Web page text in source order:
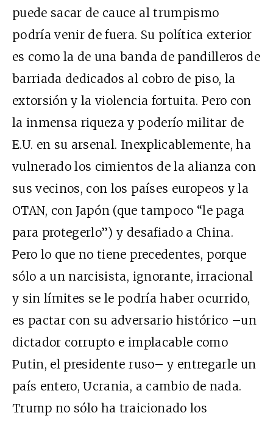
puede sacar de cauce al trumpismo
podría venir de fuera. Su política exterior
es como la de una banda de pandilleros de
barriada dedicados al cobro de piso, la
extorsión y la violencia fortuita. Pero con
la inmensa riqueza y poderío militar de
E.U. en su arsenal. Inexplicablemente, ha
vulnerado los cimientos de la alianza con
sus vecinos, con los países europeos y la
OTAN, con Japón (que tampoco “le paga
para protegerlo”) y desafiado a China.
Pero lo que no tiene precedentes, porque
sólo a un narcisista, ignorante, irracional
y sin límites se le podría haber ocurrido,
es pactar con su adversario histórico –un
dictador corrupto e implacable como
Putin, el presidente ruso– y entregarle un
país entero, Ucrania, a cambio de nada.
Trump no sólo ha traicionado los